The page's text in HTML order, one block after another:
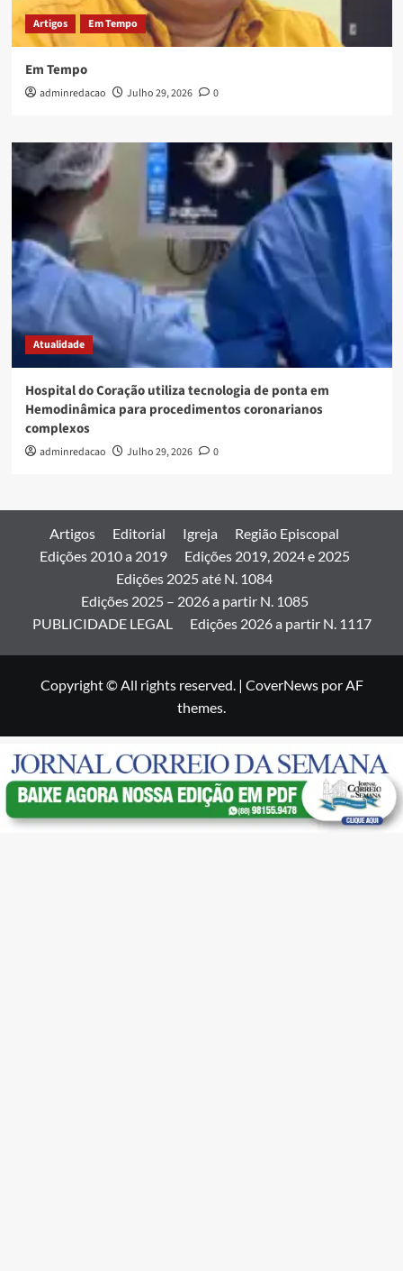
Artigos Em Tempo
Em Tempo
adminredacao Julho 29, 2026 0
Atualidade
Hospital do Coração utiliza tecnologia de ponta em
Hemodinâmica para procedimentos coronarianos
complexos
adminredacao Julho 29, 2026 0
Artigos Editorial Igreja
Região Episcopal
Edições 2010 a 2019
Edições 2019, 2024 e 2025
Edições 2025 até N. 1084
Edições 2025 – 2026 a partir N. 1085
PUBLICIDADE LEGAL
Edições 2026 a partir N. 1117
Copyright © All rights reserved. | CoverNewspor AF
themes.